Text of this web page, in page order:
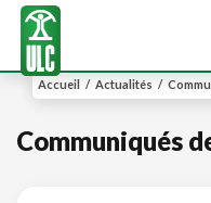
Accueil / Actualités /
Communiqués